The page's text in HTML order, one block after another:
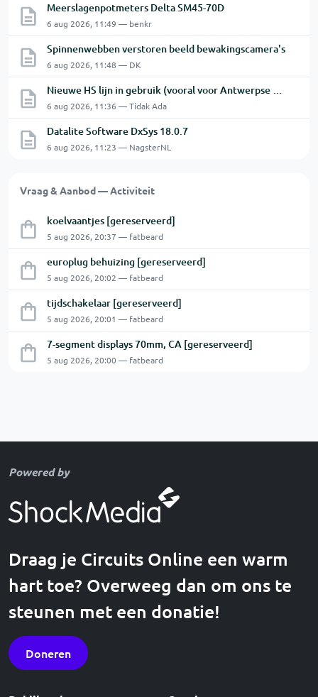
Meerslagenpotmeters Delta SM45-70D
6 aug 2026, 11:49 — benkr
Spinnenwebben verstoren beeld bewakingscamera's
6 aug 2026, 11:48 — DK
Nieuwe HS lijn in gebruik (vooral voor Antwerpse haven en een beetje NL)
6 aug 2026, 11:36 — Tidak Ada
Datalite Software DxSys 18.0.7
6 aug 2026, 11:23 — NagsterNL
Vraag & Aanbod — Activiteit
koelvaantjes [gereserveerd]
5 aug 2026, 20:37 — fatbeard
europlug behuizing [gereserveerd]
5 aug 2026, 20:02 — fatbeard
tijdschakelaar [gereserveerd]
5 aug 2026, 20:01 — fatbeard
7-segment displays 70mm, CA [gereserveerd]
5 aug 2026, 20:00 — fatbeard
Powered by
Draag je Circuits Online een warm
hart toe? Overweeg dan om ons te
steunen met een donatie!
Doneren